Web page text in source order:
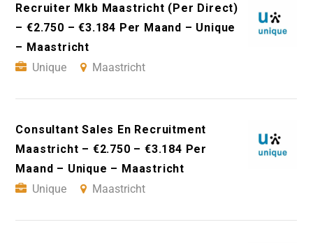
Recruiter Mkb Maastricht (Per Direct)
– €2.750 – €3.184 Per Maand – Unique
– Maastricht
Unique
Maastricht
Consultant Sales En Recruitment
Maastricht – €2.750 – €3.184 Per
Maand – Unique – Maastricht
Unique
Maastricht